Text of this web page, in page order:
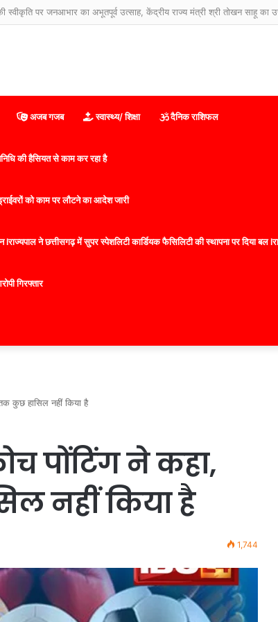
अजब गजब स्वास्थ्य/ शिक्षा दैनिक राशिफल
की हैसियत से काम कर रहा है
को काम पर लौटने का आदेश जारी
ने छत्तीसगढ़ में सुपर स्पेशलिटी कार्डियक फैसिलिटी की स्थापना पर दिया
गिरफ्तार
कुछ हासिल नहीं किया है
पोंटिंग ने कहा,
नहीं किया है
1,744